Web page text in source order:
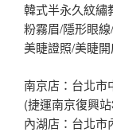
韓式半永久紋繡
粉霧眉/隱形眼
美睫證照/美睫
南京店：台北市
(捷運南京復興
內湖店：台北市